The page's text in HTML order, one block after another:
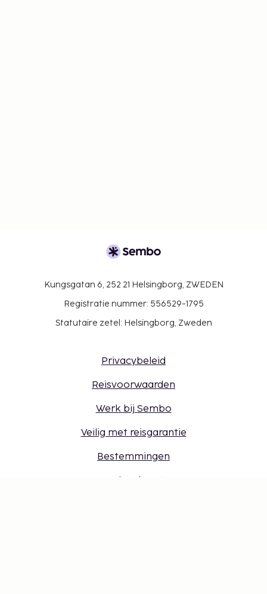
Kungsgatan 6, 252 21 Helsingborg, ZWEDEN
Registratie nummer: 556529-1795
Statutaire zetel: Helsingborg, Zweden
Privacybeleid
Reisvoorwaarden
Werk bij Sembo
Veilig met reisgarantie
Bestemmingen
Cadeaukaart